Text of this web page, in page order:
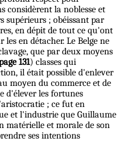
considèrent la noblesse et
supérieurs ; obéissant par
en dépit de tout ce qu'ont
en détacher. Le Belge ne
que par deux moyens
131) classes qui
il était possible d'enlever
moyen du commerce et de
d'élever les fortunes
; ce fut en
et l'industrie que Guillaume
matérielle et morale de son
ses intentions